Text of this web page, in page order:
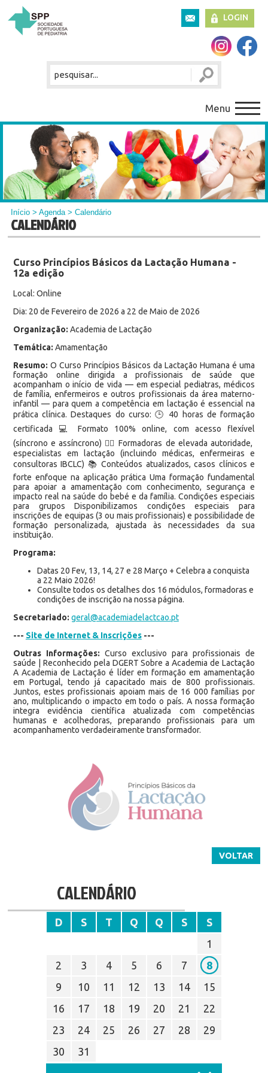
LOGIN
Menu
Início >Agenda> Calendário
CALENDÁRIO
Curso Princípios Básicos da Lactação Humana -
12a edição
Local: Online
Dia: 20 de Fevereiro de 2026 a 22 de Maio de 2026
Organização: Academia de Lactação
Temática: Amamentação
Resumo: O Curso Princípios Básicos da Lactação Humana é uma
formação online dirigida a profissionais de saúde que
acompanham o início de vida — em especial pediatras, médicos
de família, enfermeiros e outros profissionais da área materno-
infantil — para quem a competência em lactação é essencial na
prática clínica. Destaques do curso: 🕒 40 horas de formação
certificada 💻 Formato 100% online, com acesso flexível
(síncrono e assíncrono) 👩‍⚕️ Formadoras de elevada autoridade,
especialistas em lactação (incluindo médicas, enfermeiras e
consultoras IBCLC) 📚 Conteúdos atualizados, casos clínicos e
forte enfoque na aplicação prática Uma formação fundamental
para apoiar a amamentação com conhecimento, segurança e
impacto real na saúde do bebé e da família. Condições especiais
para grupos Disponibilizamos condições especiais para
inscrições de equipas (3 ou mais profissionais) e possibilidade de
formação personalizada, ajustada às necessidades da sua
instituição.
Programa:
Datas 20 Fev, 13, 14, 27 e 28 Março + Celebra a conquista
a 22 Maio 2026!
Consulte todos os detalhes dos 16 módulos, formadoras e
condições de inscrição na nossa página.
Secretariado: geral@academiadelactcao.pt
--- Site de Internet & Inscrições---
Outras Informações: Curso exclusivo para profissionais de
saúde | Reconhecido pela DGERT Sobre a Academia de Lactação
A Academia de Lactação é líder em formação em amamentação
em Portugal, tendo já capacitado mais de 800 profissionais.
Juntos, estes profissionais apoiam mais de 16 000 famílias por
ano, multiplicando o impacto em todo o país. A nossa formação
integra evidência científica atualizada com competências
humanas e acolhedoras, preparando profissionais para um
acompanhamento verdadeiramente transformador.
VOLTAR
CALENDÁRIO
D S T Q Q S
S
1
2
3 4 5 6 7
8
9
10 11 12 13 14
15
16
17 18 19 20 21
22
23
24 25 26 27 28
29
30
31